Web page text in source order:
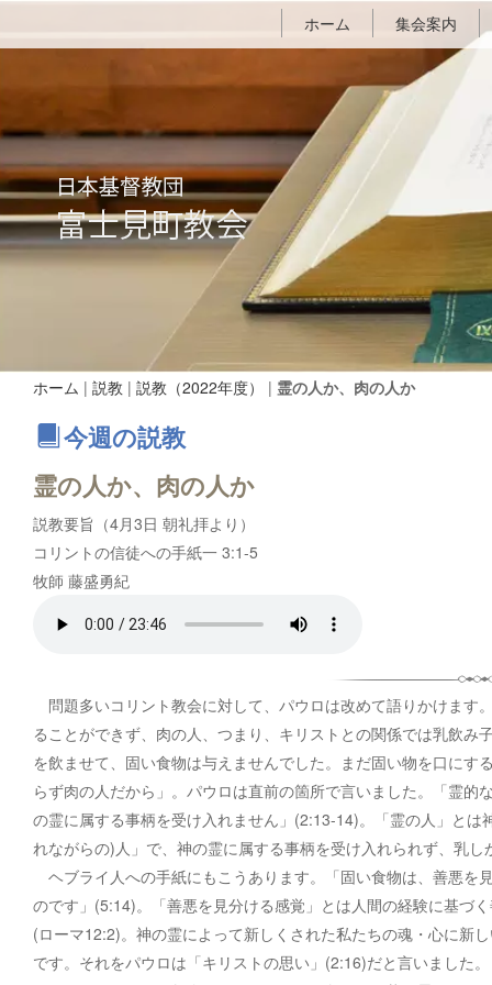
ホーム 集会案内
ホーム | 説教 | 説教（2022年度） | 霊の人か、肉の人か
今週の説教
霊の人か、肉の人か
説教要旨（4月3日 朝礼拝より）
コリントの信徒への手紙一 3:1-5
牧師 藤盛勇紀
問題多いコリント教会に対して、パウロは改めて語りかけます
ることができず、肉の人、つまり、キリストとの関係では乳飲
を飲ませて、固い食物は与えませんでした。まだ固い物を口に
らず肉の人だから」。パウロは直前の箇所で言いました。「霊
の霊に属する事柄を受け入れません」(2:13-14)。「霊の人」と
れながらの)人」で、神の霊に属する事柄を受け入れられず、乳
ヘブライ人への手紙にもこうあります。「固い食物は、善悪を
のです」(5:14)。「善悪を見分ける感覚」とは人間の経験に基づ
(ローマ12:2)。神の霊によって新しくされた私たちの魂・心に新
です。それをパウロは「キリストの思い」(2:16)だと言いました。